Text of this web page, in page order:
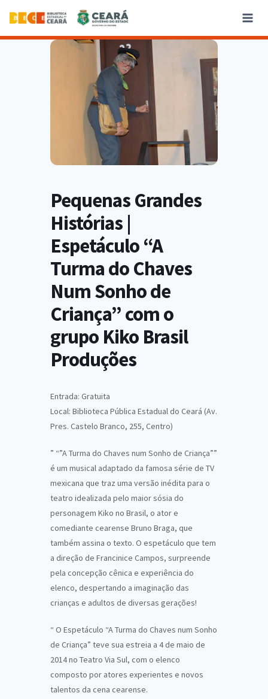
Pequenas Grandes
Histórias |
Espetáculo “A
Turma do Chaves
Num Sonho de
Criança” com o
grupo Kiko Brasil
Produções
Entrada: Gratuita
Local: Biblioteca Pública Estadual do Ceará (Av.
Pres. Castelo Branco, 255, Centro)
” “”A Turma do Chaves num Sonho de Criança””
é um musical adaptado da famosa série de TV
mexicana que traz uma versão inédita para o
teatro idealizada pelo maior sósia do
personagem Kiko no Brasil, o ator e
comediante cearense Bruno Braga, que
também assina o texto. O espetáculo que tem
a direção de Francinice Campos, surpreende
pela concepção cênica e experiência do
elenco, despertando a imaginação das
crianças e adultos de diversas gerações!
“ O Espetáculo “A Turma do Chaves num Sonho
de Criança” teve sua estreia a 4 de maio de
2014 no Teatro Via Sul, com o elenco
composto por atores experientes e novos
talentos da cena cearense.